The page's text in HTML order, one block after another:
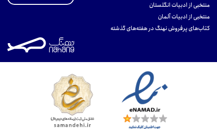
منتخبی از ادبیات انگلستان
منتخبی از ادبیات آلمان
کتاب‌های پرفروش نهنگ در هفته‌های گذشته